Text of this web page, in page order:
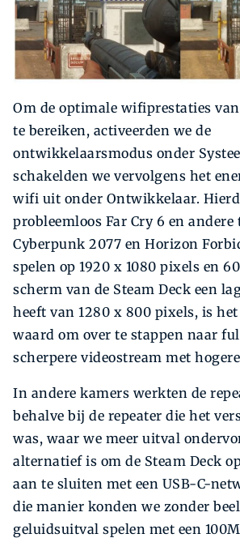
Om de optimale wifiprestaties van
te bereiken, activeerden we de
ontwikkelaarsmodus onder
schakelden we vervolgens het
wifi uit onder Ontwikkelaar.
probleemloos Far Cry 6 en andere
Cyberpunk 2077 en Horizon
spelen op 1920 x 1080 pixels en
scherm van de Steam Deck een
heeft van 1280 x 800 pixels, is het
waard om over te stappen naar
scherpere videostream met
In andere kamers werkten de
behalve bij de repeater die het
was, waar we meer uitval
alternatief is om de Steam Deck
aan te sluiten met een USB-C-
die manier konden we zonder
geluidsuitval spelen met een